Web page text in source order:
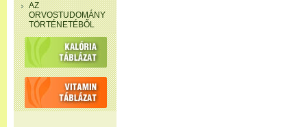
AZ
ORVOSTUDOMÁNY
TÖRTÉNETÉBŐL